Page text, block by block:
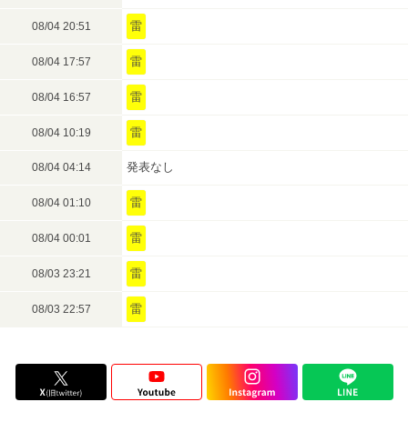
08/04 20:51 雷
08/04 17:57 雷
08/04 16:57 雷
08/04 10:19 雷
08/04 04:14 発表なし
08/04 01:10 雷
08/04 00:01 雷
08/03 23:21 雷
08/03 22:57 雷